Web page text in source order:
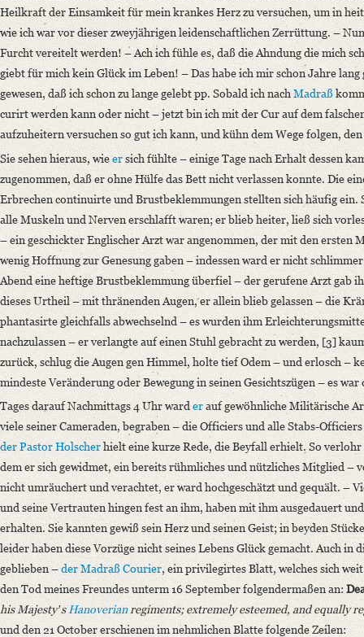
Heilkraft der Einsamkeit für mein krankes Herz zu versuchen, um in
wie ich war vor dieser zweyjährigen leidenschaftlichen Zerrüttung. –
Furcht vereitelt werden! – Ach ich fühle es, daß die Ahndung die mich
giebt für mich kein Glück im Leben! – Das habe ich mir schon Jahre
gewesen, daß ich schon zu lange gelebt pp. Sobald ich nach Madraß
curirt werden kann oder nicht – jetzt bin ich mit der Cur auf dem
aufzuheitern versuchen so gut ich kann, und kühn dem Wege folgen,
Sie sehen hieraus, wieersich fühlte – einige Tage nach Erhalt dessen
zugenommen, daß er ohne Hülfe das Bett nicht verlassen konnte. Die
Erbrechen continuirte und Brustbeklemmungen stellten sich häufig
alle Muskeln und Nerven erschlafft waren; er blieb heiter, ließ sich
– ein geschickter Englischer Arzt war angenommen, der mit den ersten
wenig Hoffnung zur Genesung gaben – indessen ward er nicht
Abend eine heftige Brustbeklemmung überfiel – der gerufene Arzt gab
dieses Urtheil – mit thränenden Augen, er allein blieb gelassen – die
phantasirte gleichfalls abwechselnd – es wurden ihm
nachzulassen – er verlangte auf einen Stuhl gebracht zu werden, [3]
zurück, schlug die Augen gen Himmel, holte tief Odem – und erlosch –
mindeste Veränderung oder Bewegung in seinen Gesichtszügen – es
Tages darauf Nachmittags 4 Uhr ward erauf gewöhnliche Militärische
viele seiner Cameraden, begraben – die Officiers und alle Stabs-
der Pastor Holscherhielt eine kurze Rede, die Beyfall erhielt. So
dem er sich gewidmet, ein bereits rühmliches und nützliches Mitglied –
nicht umräuchert und verachtet, er ward hochgeschätzt und gequält. –
und seine Vertrauten hingen fest an ihm, haben mit ihm ausgedauert
erhalten. Sie kannten gewiß sein Herz und seinen Geist; in beyden
leider haben diese Vorzüge nicht seines Lebens Glück gemacht. Auch
geblieben –der Madraß Courier, ein privilegirtes Blatt, welches sich
den Tod meines Freundes unterm 16 September folgendermaßen an:
his Majestyʼs Hanoverianregiments; extremely esteemed, and equally
und den 21 October erschienen im nehmlichen Blatte folgende Zeilen: